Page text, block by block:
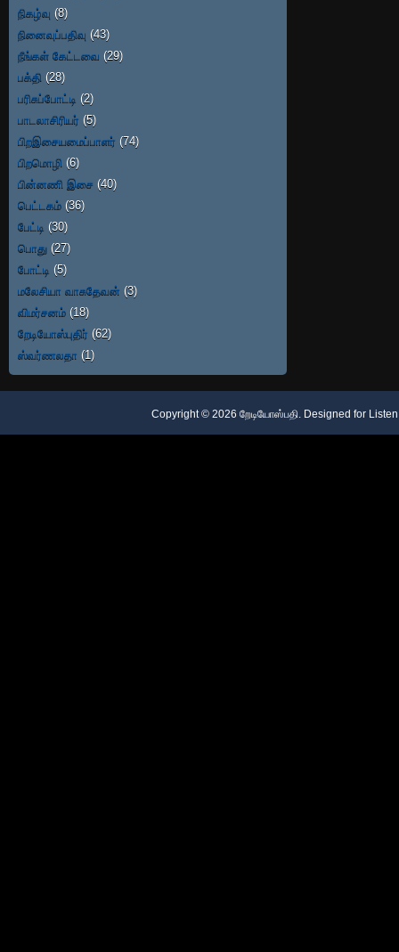
நிகழ்வு (8)
நினைவுப்பதிவு (43)
நீங்கள் கேட்டவை (29)
பக்தி (28)
பரிசுப்போட்டி (2)
பாடலாசிரியர் (5)
பிறஇசையமைப்பாளர் (74)
பிறமொழி (6)
பின்னணி இசை (40)
பெட்டகம் (36)
பேட்டி (30)
பொது (27)
போட்டி (5)
மலேசியா வாசுதேவன் (3)
விமர்சனம் (18)
றேடியோஸ்புதிர் (62)
ஸ்வர்ணலதா (1)
Copyright © 2026 றேடியோஸ்பதி. Designed for